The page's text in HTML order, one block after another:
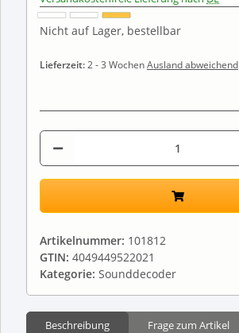
Nicht auf Lager, bestellbar
Lieferzeit:2 - 3 WochenAusland abweichend
Artikelnummer: 101812
GTIN: 4049449522021
Kategorie: Sounddecoder
Beschreibung Frage zum Artikel